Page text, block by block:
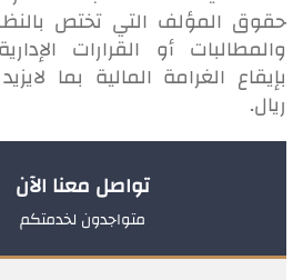
حقوق المؤلف التي تختص
والمطالبات أو القرارات
ريال.​
تواصل معنا الآن
متواجدون لخدمتكم